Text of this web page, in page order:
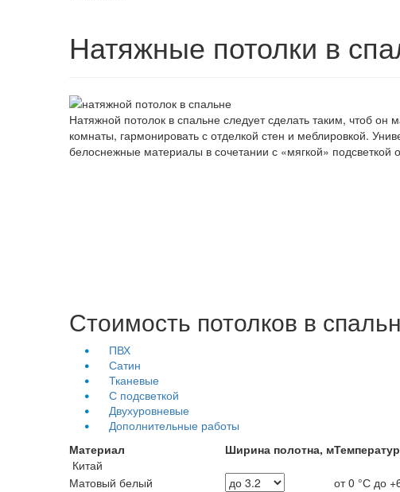
Натяжные потолки в
Натяжной потолок в спальне следует сделать таким, чтоб
комнаты, гармонировать с отделкой стен и меблировкой.
белоснежные материалы в сочетании с «мягкой»
Стоимость потолков в
ПВХ
Сатин
Тканевые
С подсветкой
Двухуровневые
Дополнительные работы
Материал
Ширина полотна, м
Китай
Матовый белый
от 0 °С до